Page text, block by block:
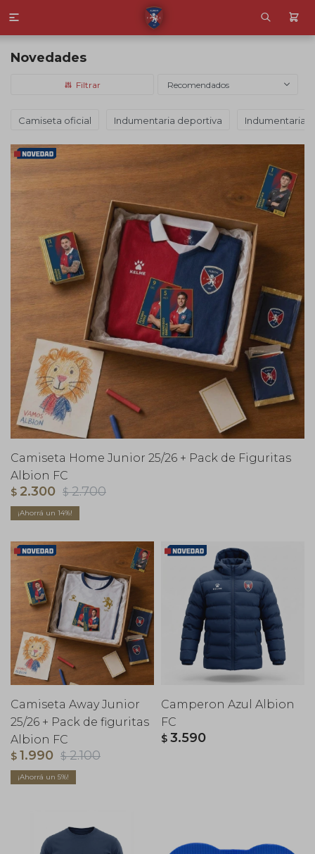

Novedades
Recomendados
Camiseta oficial Indumentaria deportiva Indumentaria
Camiseta Home Junior 25/26 + Pack de Figuritas
Albion FC
$ 2.300 $ 2.700
14
Camiseta Away Junior
25/26 + Pack de figuritas
Albion FC
$ 1.990 $ 2.100
5
Camperon Azul Albion
FC
$ 3.590